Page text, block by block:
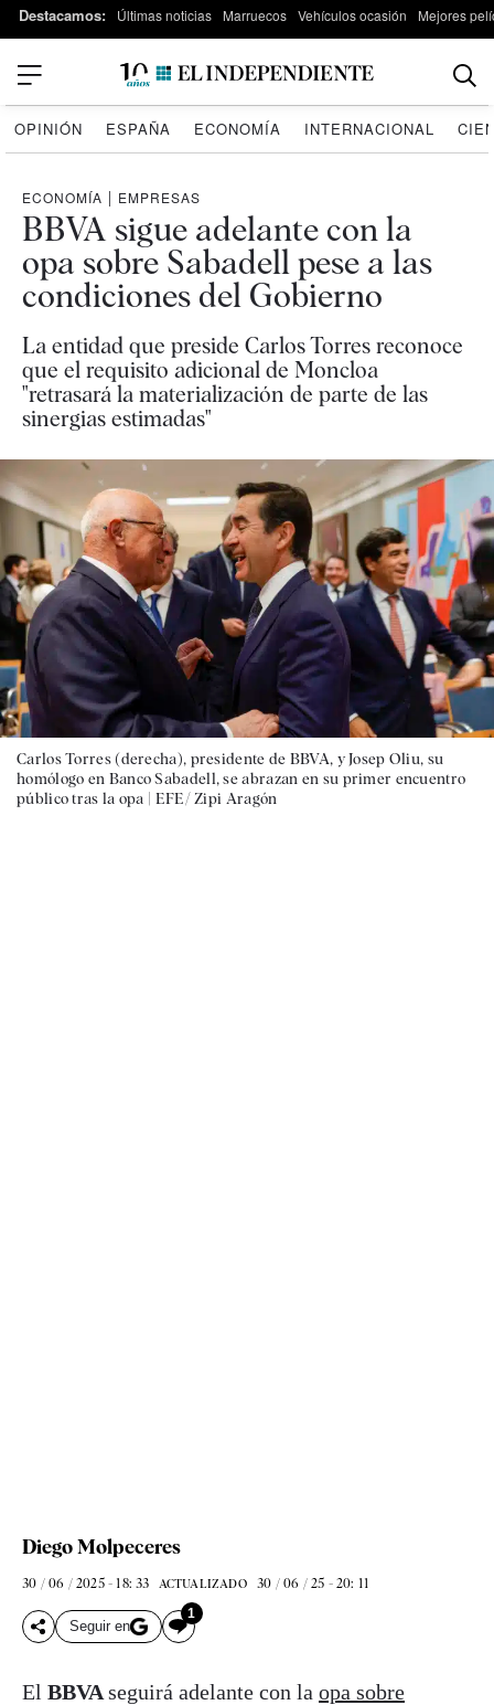
Destacamos: Últimas noticias Marruecos Vehículos ocasión Mejores
OPINIÓN ESPAÑA ECONOMÍA INTERNACIONAL
ECONOMÍA | EMPRESAS
BBVA sigue adelante con la
opa sobre Sabadell pese a las
condiciones del Gobierno
La entidad que preside Carlos Torres reconoce
que el requisito adicional de Moncloa
"retrasará la materialización de parte de las
sinergias estimadas"
Carlos Torres (derecha), presidente de BBVA, y Josep Oliu, su
homólogo en Banco Sabadell, se abrazan en su primer encuentro
público tras la opa | EFE/ Zipi Aragón
Diego Molpeceres
30 / 06 / 2025 - 18: 33 ACTUALIZADO 30 / 06 / 25 - 20: 11
Seguir en
1
El BBVAseguirá adelante con la opa sobre